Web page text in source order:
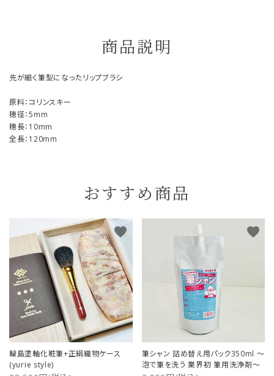
商品説明
先が細く筆型になったリップブラシ
原料：コリンスキー
穂径：5mm
穂長：10mm
全長：120mm
おすすめ商品
輪島塗軸化粧筆+正絹織物ケース
(yurie style)
favorite
筆シャン 詰め替え用パック350ml ～
泡で筆を洗う 業界初 筆用洗浄剤～
favorite